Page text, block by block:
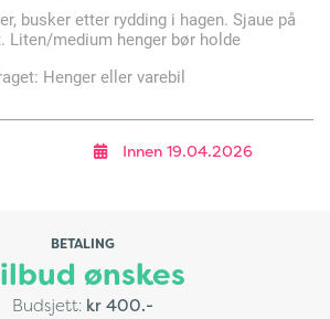
busker etter rydding i hagen. Sjaue på
Liten/medium henger bør holde
Henger eller varebil
Innen 19.04.2026
BETALING
ønskes
Budsjett: kr 400.-